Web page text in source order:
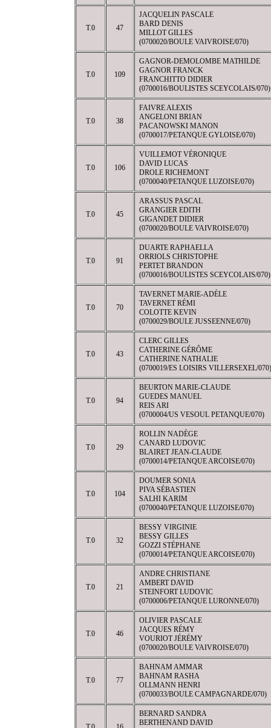
T.0 47
JACQUELIN PASCALE
BARD DENIS
MILLOT GILLES
(0700020/BOULE VAIVROISE/070)
T.0 109
GAGNOR-DEMOLOMBE MATHILDE
GAGNOR FRANCK
FRANCHITTO DIDIER
(0700016/BOULISTES SCEYCOLAIS/070)
T.0 38
FAIVRE ALEXIS
ANGELONI BRIAN
PACANOWSKI MANON
(0700017/PETANQUE GYLOISE/070)
T.0 106
VUILLEMOT VÉRONIQUE
DAVID LUCAS
DROLE RICHEMONT
(0700040/PETANQUE LUZOISE/070)
T.0 45
ARASSUS PASCAL
GRANGIER EDITH
GIGANDET DIDIER
(0700020/BOULE VAIVROISE/070)
T.0 91
DUARTE RAPHAELLA
ORRIOLS CHRISTOPHE
PERTET BRANDON
(0700016/BOULISTES SCEYCOLAIS/070)
T.0 70
TAVERNET MARIE-ADÈLE
TAVERNET RÉMI
COLOTTE KEVIN
(0700029/BOULE JUSSEENNE/070)
T.0 43
CLERC GILLES
CATHERINE GÉRÔME
CATHERINE NATHALIE
(0700019/ES LOISIRS VILLERSEXEL/070)
T.0 94
BEURTON MARIE-CLAUDE
GUEDES MANUEL
REIS ARI
(0700004/US VESOUL PETANQUE/070)
T.0 29
ROLLIN NADÈGE
CANARD LUDOVIC
BLAIRET JEAN-CLAUDE
(0700014/PETANQUE ARCOISE/070)
T.0 104
DOUMER SONIA
PIVA SÉBASTIEN
SALHI KARIM
(0700040/PETANQUE LUZOISE/070)
T.0 32
BESSY VIRGINIE
BESSY GILLES
GOZZI STÉPHANE
(0700014/PETANQUE ARCOISE/070)
T.0 21
ANDRE CHRISTIANE
AMBERT DAVID
STEINFORT LUDOVIC
(0700006/PETANQUE LURONNE/070)
T.0 46
OLIVIER PASCALE
JACQUES RÉMY
VOURIOT JÉRÉMY
(0700020/BOULE VAIVROISE/070)
T.0 77
BAHNAM AMMAR
BAHNAM RASHA
OLLMANN HENRI
(0700033/BOULE CAMPAGNARDE/070)
BERNARD SANDRA
BERTHENAND DAVID